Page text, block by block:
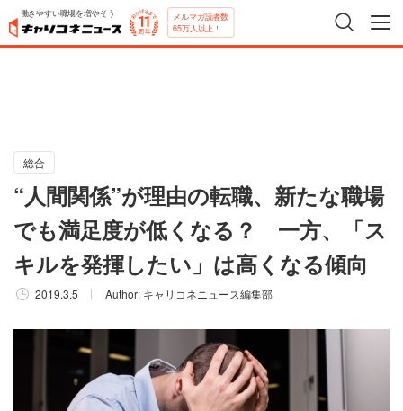
働きやすい職場を増やそう メルマガ読者数
65万人以上！
総合
“人間関係”が理由の転職、新たな職場
でも満足度が低くなる？ 一方、「ス
キルを発揮したい」は高くなる傾向
2019.3.5 Author: キャリコネニュース編集部